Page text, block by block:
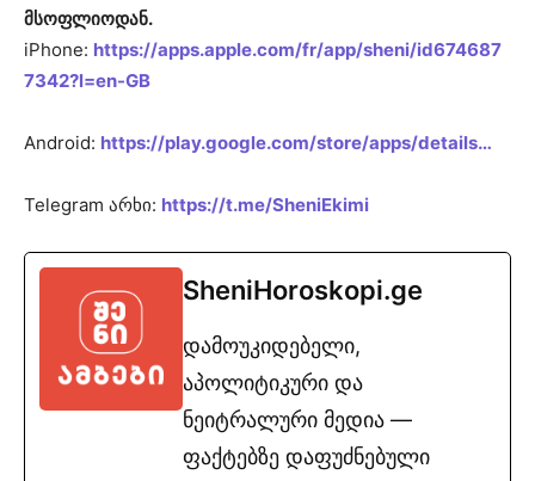
მსოფლიოდან.
iPhone: https://apps.apple.com/fr/app/sheni/id674687
7342?l=en-GB
Android: https://play.google.com/store/apps/details…
Telegram არხი: https://t.me/SheniEkimi
SheniHoroskopi.ge
დამოუკიდებელი,
აპოლიტიკური და
ნეიტრალური მედია —
ფაქტებზე დაფუძნებული